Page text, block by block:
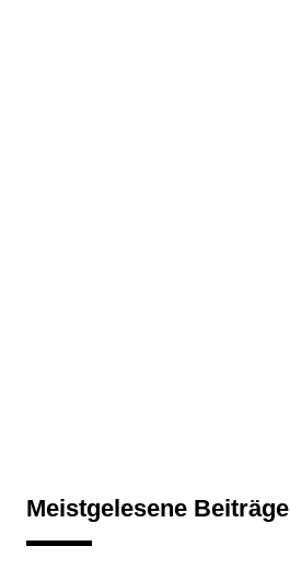
Meistgelesene Beiträge